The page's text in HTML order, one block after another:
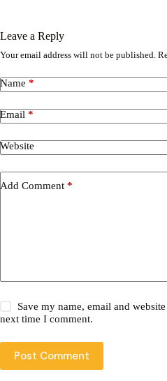
Leave a Reply
Your email address will not be published.
Name *
Email *
Website
Add Comment *
Save my name, email and
next time I comment.
Post Comment